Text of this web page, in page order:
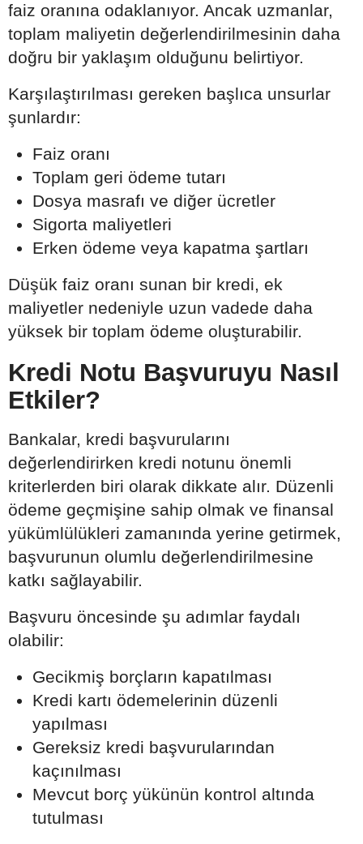
faiz oranına odaklanıyor. Ancak uzmanlar,
toplam maliyetin değerlendirilmesinin daha
doğru bir yaklaşım olduğunu belirtiyor.
Karşılaştırılması gereken başlıca unsurlar
şunlardır:
Faiz oranı
Toplam geri ödeme tutarı
Dosya masrafı ve diğer ücretler
Sigorta maliyetleri
Erken ödeme veya kapatma şartları
Düşük faiz oranı sunan bir kredi, ek
maliyetler nedeniyle uzun vadede daha
yüksek bir toplam ödeme oluşturabilir.
Kredi Notu Başvuruyu Nasıl
Etkiler?
Bankalar, kredi başvurularını
değerlendirirken kredi notunu önemli
kriterlerden biri olarak dikkate alır. Düzenli
ödeme geçmişine sahip olmak ve finansal
yükümlülükleri zamanında yerine getirmek,
başvurunun olumlu değerlendirilmesine
katkı sağlayabilir.
Başvuru öncesinde şu adımlar faydalı
olabilir:
Gecikmiş borçların kapatılması
Kredi kartı ödemelerinin düzenli
yapılması
Gereksiz kredi başvurularından
kaçınılması
Mevcut borç yükünün kontrol altında
tutulması